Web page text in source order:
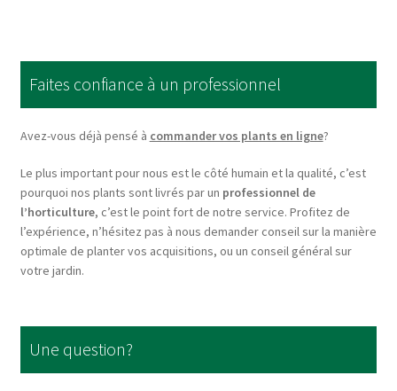
options
may
be
chosen
the
product
page
Faites confiance à un professionnel
Avez-vous déjà pensé à commander vos plants en ligne?
Le plus important pour nous est le côté humain et la qualité, c’est
pourquoi nos plants sont livrés par un professionnel de
l’horticulture, c’est le point fort de notre service. Profitez de
l’expérience, n’hésitez pas à nous demander conseil sur la manière
optimale de planter vos acquisitions, ou un conseil général sur
votre jardin.
Une question?